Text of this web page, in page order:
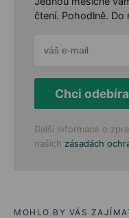
čtení. Pohodlně. Do
Chci
Další informace o
našich zásadách
MOHLO BY VÁS